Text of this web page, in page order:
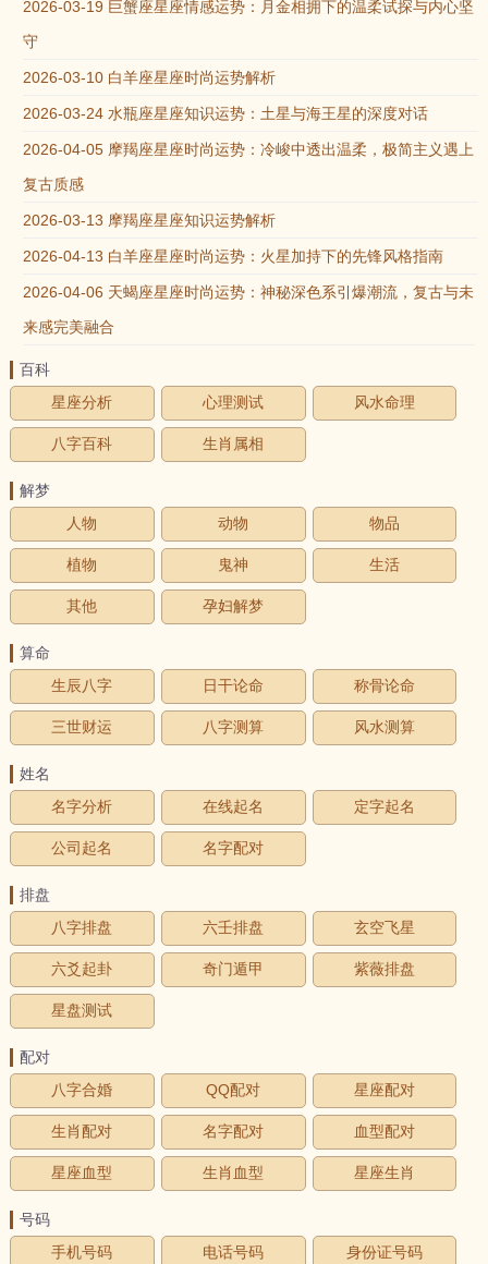
2026-03-19 巨蟹座星座情感运势：月金相拥下的温柔试探与内心坚
守
2026-03-10 白羊座星座时尚运势解析
2026-03-24 水瓶座星座知识运势：土星与海王星的深度对话
2026-04-05 摩羯座星座时尚运势：冷峻中透出温柔，极简主义遇上
复古质感
2026-03-13 摩羯座星座知识运势解析
2026-04-13 白羊座星座时尚运势：火星加持下的先锋风格指南
2026-04-06 天蝎座星座时尚运势：神秘深色系引爆潮流，复古与未
来感完美融合
百科
星座分析
心理测试 风水命理
八字百科 生肖属相
解梦
人物
动物 物品
植物 鬼神 生活
其他 孕妇解梦
算命
生辰八字
日干论命 称骨论命
三世财运 八字测算 风水测算
姓名
名字分析
在线起名 定字起名
公司起名 名字配对
排盘
八字排盘
六壬排盘 玄空飞星
六爻起卦 奇门遁甲 紫薇排盘
星盘测试
配对
八字合婚
QQ配对 星座配对
生肖配对 名字配对 血型配对
星座血型 生肖血型 星座生肖
号码
手机号码
电话号码 身份证号码